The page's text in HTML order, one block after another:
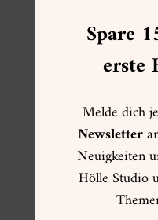
Stempelset A6 Mini
18,90€
zzgl.Versand
Spare
erste
Melde dich
Newsletter
Neuigkeiten
Hölle Studio